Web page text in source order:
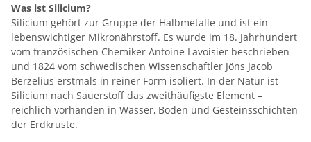
Was ist Silicium?
Silicium gehört zur Gruppe der Halbmetalle und ist ein
lebenswichtiger Mikronährstoff. Es wurde im 18. Jahrhundert
vom französischen Chemiker Antoine Lavoisier beschrieben
und 1824 vom schwedischen Wissenschaftler Jöns Jacob
Berzelius erstmals in reiner Form isoliert. In der Natur ist
Silicium nach Sauerstoff das zweithäufigste Element –
reichlich vorhanden in Wasser, Böden und Gesteinsschichten
der Erdkruste.